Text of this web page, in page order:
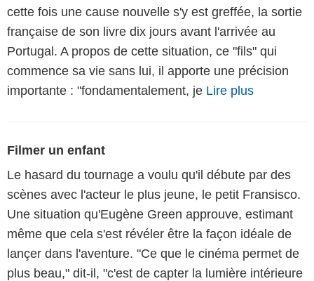
cette fois une cause nouvelle s'y est greffée, la sortie
française de son livre dix jours avant l'arrivée au
Portugal. A propos de cette situation, ce "fils" qui
commence sa vie sans lui, il apporte une précision
importante : "fondamentalement, je Lire plus
Filmer un enfant
Le hasard du tournage a voulu qu'il débute par des
scènes avec l'acteur le plus jeune, le petit Fransisco.
Une situation qu'Eugène Green approuve, estimant
même que cela s'est révéler être la façon idéale de
lançer dans l'aventure. "Ce que le cinéma permet de
plus beau," dit-il, "c'est de capter la lumière intérieure